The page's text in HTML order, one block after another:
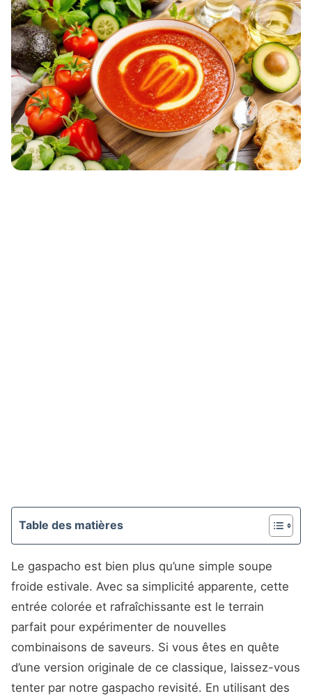
Table des matières
Le gaspacho est bien plus qu’une simple soupe
froide estivale. Avec sa simplicité apparente, cette
entrée colorée et rafraîchissante est le terrain
parfait pour expérimenter de nouvelles
combinaisons de saveurs. Si vous êtes en quête
d’une version originale de ce classique, laissez-vous
tenter par notre gaspacho revisité. En utilisant des